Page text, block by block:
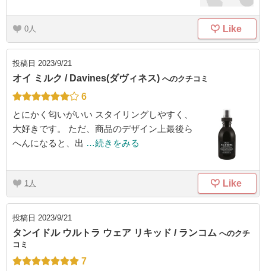
0 Like
投稿日 2023/9/21
オイ ミルク / Davines(ダヴィネス) へのクチコミ
6
とにかく匂いがいい スタイリングしやすく、
大好きです。 ただ、商品のデザイン上最後ら
へんになると、出 …続きをみる
1 Like
投稿日 2023/9/21
タンイドル ウルトラ ウェア リキッド / ランコム へのクチ
コミ
7